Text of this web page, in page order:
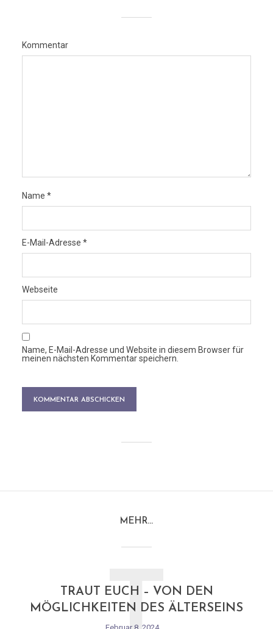
Kommentar
Name *
E-Mail-Adresse *
Webseite
Name, E-Mail-Adresse und Website in diesem Browser für
meinen nächsten Kommentar speichern.
MEHR…
TRAUT EUCH – VON DEN
MÖGLICHKEITEN DES ÄLTERSEINS